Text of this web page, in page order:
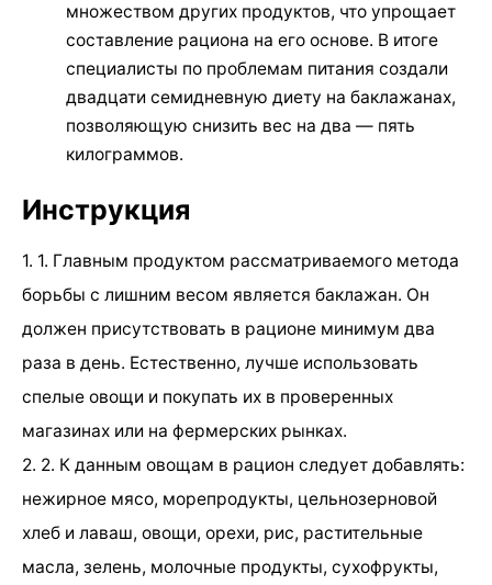
множеством других продуктов, что упрощает
составление рациона на его основе. В итоге
специалисты по проблемам питания создали
двадцати семидневную диету на баклажанах,
позволяющую снизить вес на два — пять
килограммов.
Инструкция
1. 1. Главным продуктом рассматриваемого метода
борьбы с лишним весом является баклажан. Он
должен присутствовать в рационе минимум два
раза в день. Естественно, лучше использовать
спелые овощи и покупать их в проверенных
магазинах или на фермерских рынках.
2. 2. К данным овощам в рацион следует добавлять:
нежирное мясо, морепродукты, цельнозерновой
хлеб и лаваш, овощи, орехи, рис, растительные
масла, зелень, молочные продукты, сухофрукты,